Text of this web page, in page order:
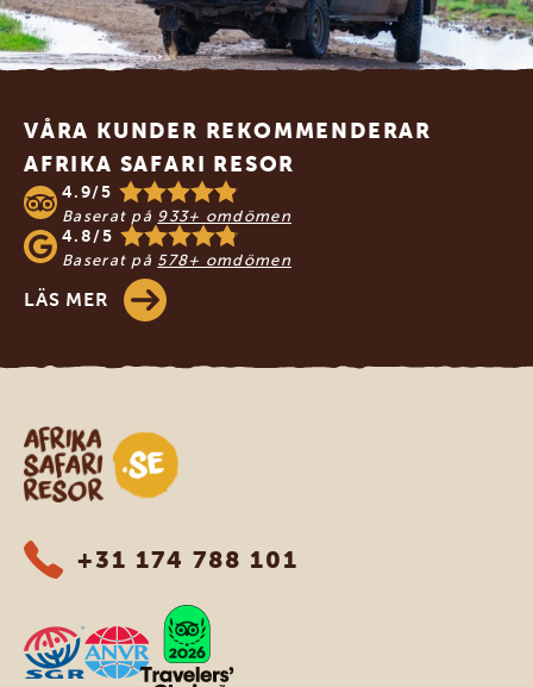
Footer
VÅRA KUNDER REKOMMENDERAR
AFRIKA SAFARI RESOR
4.9/5
Baserat på 933+ omdömen
4.8/5
Baserat på 578+ omdömen
LÄS MER
Safari-resor i Afrika
+31 174 788 101